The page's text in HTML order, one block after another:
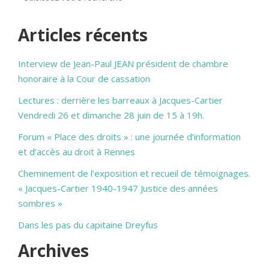
Articles récents
Interview de Jean-Paul JEAN président de chambre
honoraire à la Cour de cassation
Lectures : derrière les barreaux à Jacques-Cartier
Vendredi 26 et dimanche 28 juin de 15 à 19h.
Forum « Place des droits » : une journée d’information
et d’accès au droit à Rennes
Cheminement de l’exposition et recueil de témoignages.
« Jacques-Cartier 1940-1947 Justice des années
sombres »
Dans les pas du capitaine Dreyfus
Archives